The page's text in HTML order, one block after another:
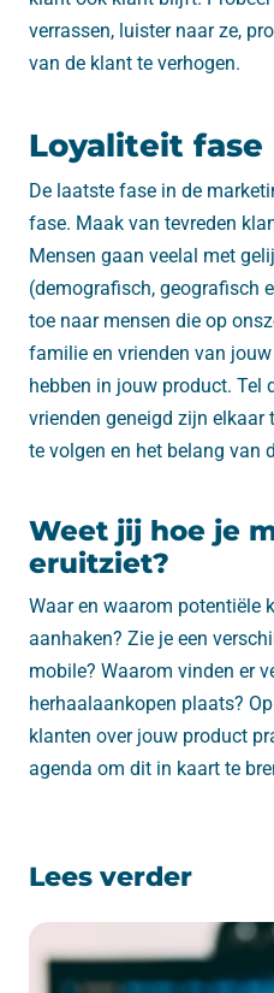
verrassen, luister naar ze,
van de klant te verhogen.
Loyaliteit fase
De laatste fase in de
fase. Maak van tevreden
Mensen gaan veelal met
(demografisch, geografisch
toe naar mensen die op
familie en vrienden van
hebben in jouw product. Tel
vrienden geneigd zijn elkaar
te volgen en het belang van
Weet jij hoe je
eruitziet?
Waar en waarom potentiële
aanhaken? Zie je een
mobile? Waarom vinden er
herhaalaankopen plaats?
klanten over jouw product
agenda om dit in kaart te
Lees verder